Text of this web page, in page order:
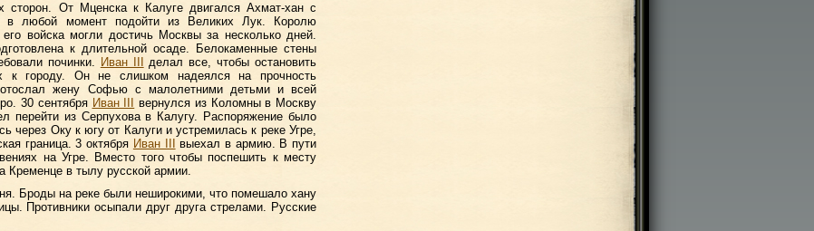
сторон. От Мценска к Калуге двигался Ахмат-хан с
в любой момент подойти из Великих Лук. Королю
войска могли достичь Москвы за несколько дней.
к длительной осаде. Белокаменные стены
починки. Иван III
делал все, чтобы остановить
к городу. Он не слишком надеялся на прочность
отослал жену Софью с малолетними детьми и всей
30 сентября Иван III
вернулся из Коломны в Москву
перейти из Серпухова в Калугу. Распоряжение было
через Оку к югу от Калуги и устремилась к реке Угре,
граница. 3 октября Иван III
выехал в армию. В пути
на Угре. Вместо того чтобы поспешить к месту
Кременце в тылу русской армии.
Броды на реке были неширокими, что помешало хану
Противники осыпали друг друга стрелами. Русские